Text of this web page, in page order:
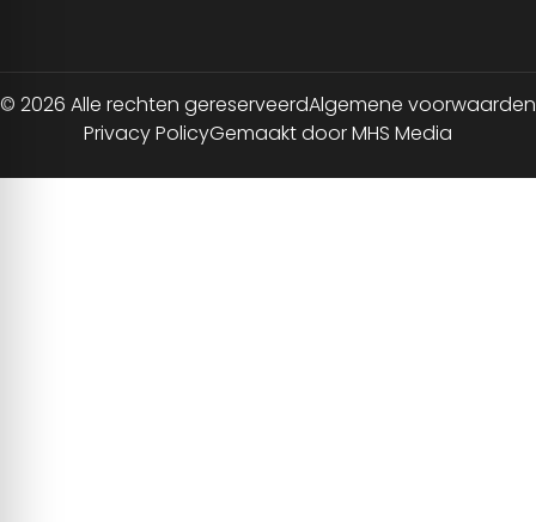
© 2026 Alle rechten gereserveerdAlgemene voorwaarden
Privacy PolicyGemaakt door MHS Media